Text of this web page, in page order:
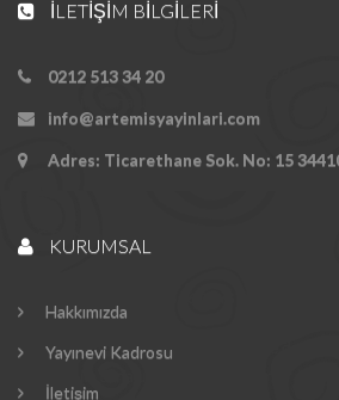
İLETIŞIM BILGILERI
0212 513 34 20
info@artemisyayinlari.com
Adres: Ticarethane Sok. No: 15
KURUMSAL
Hakkımızda
Yayınevi Kadrosu
İletişim